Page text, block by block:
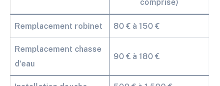
comprise)
Remplacement robinet 80 € à 150 €
Remplacement chasse
d’eau
90 € à 180 €